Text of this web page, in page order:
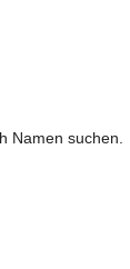
Namen suchen.